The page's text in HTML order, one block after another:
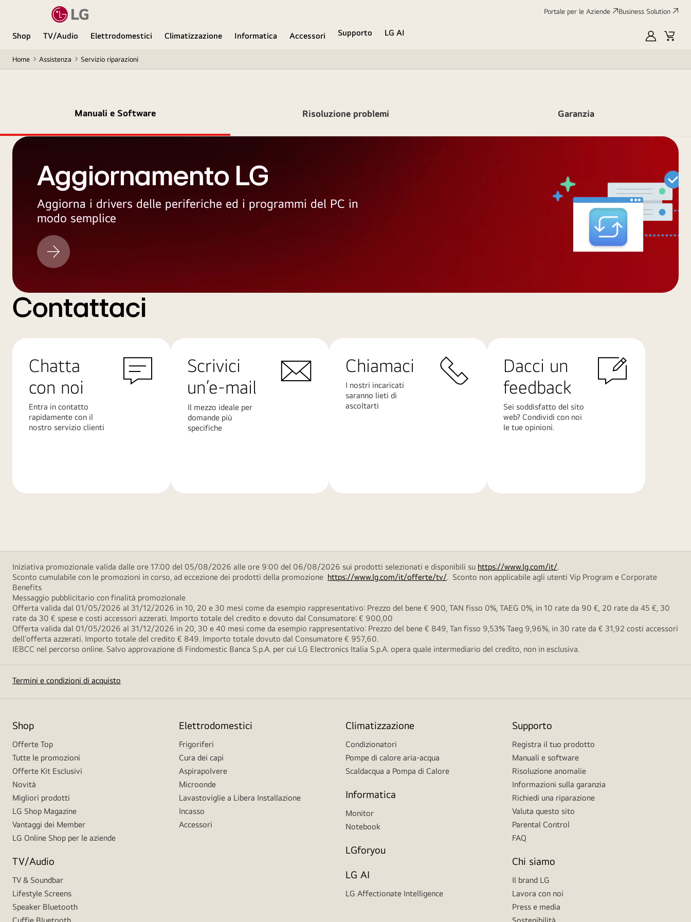
Portale per le Aziende Business Solution
Shop TV/Audio Elettrodomestici Climatizzazione Informatica Accessori Supporto
LG AI
My
Cart
Home Assistenza Servizio riparazioni
Manuali e Software Risoluzione problemi Garanzia
Aggiornamento LG
Aggiorna i drivers delle periferiche ed i programmi del PC in
modo semplice
Aggiornamento
LG
Contattaci
Chatta
con noi
Entra in contatto
rapidamente con il
nostro servizio clienti
Scrivici
un’e-mail
Il mezzo ideale per
domande più
specifiche
Chiamaci
I nostri incaricati
saranno lieti di
ascoltarti
Dacci un
feedback
Sei soddisfatto del sito
web? Condividi con noi
le tue opinioni.
Iniziativa promozionale valida dalle ore 17:00 del 05/08/2026 alle ore 9:00 del 06/08/2026 sui prodotti selezionati e disponibili su https://www.lg.com/it/.
Sconto cumulabile con le promozioni in corso, ad eccezione dei prodotti della promozione https://www.lg.com/it/offerte/tv/. Sconto non applicabile agli utenti Vip Program e Corporate
Benefits
Messaggio pubblicitario con finalità promozionale
Offerta valida dal 01/05/2026 al 31/12/2026 in 10, 20 e 30 mesi come da esempio rappresentativo: Prezzo del bene € 900, TAN fisso 0%, TAEG 0%, in 10 rate da 90 €, 20 rate da 45 €, 30
rate da 30 € spese e costi accessori azzerati. Importo totale del credito e dovuto dal Consumatore: € 900,00
Offerta valida dal 01/05/2026 al 31/12/2026 in 20, 30 e 40 mesi come da esempio rappresentativo: Prezzo del bene € 849, Tan fisso 9,53% Taeg 9,96%, in 30 rate da € 31,92 costi accessori
dell’offerta azzerati. Importo totale del credito € 849. Importo totale dovuto dal Consumatore € 957,60.
IEBCC nel percorso online. Salvo approvazione di Findomestic Banca S.p.A. per cui LG Electronics Italia S.p.A. opera quale intermediario del credito, non in esclusiva.
Termini e condizioni di acquisto
Shop
Offerte Top
Tutte le promozioni
Offerte Kit Esclusivi
Novità
Migliori prodotti
LG Shop Magazine
Vantaggi dei Member
LG Online Shop per le aziende
TV/Audio
TV & Soundbar
Lifestyle Screens
Speaker Bluetooth
Elettrodomestici
Frigoriferi
Cura dei capi
Aspirapolvere
Microonde
Lavastoviglie a Libera Installazione
Incasso
Accessori
Climatizzazione
Condizionatori
Pompe di calore aria-acqua
Scaldacqua a Pompa di Calore
Informatica
Monitor
Notebook
LGforyou
LG AI
LG Affectionate Intelligence
Supporto
Registra il tuo prodotto
Manuali e software
Risoluzione anomalie
Informazioni sulla garanzia
Richiedi una riparazione
Valuta questo sito
Parental Control
FAQ
Chi siamo
Il brand LG
Lavora con noi
Press e media